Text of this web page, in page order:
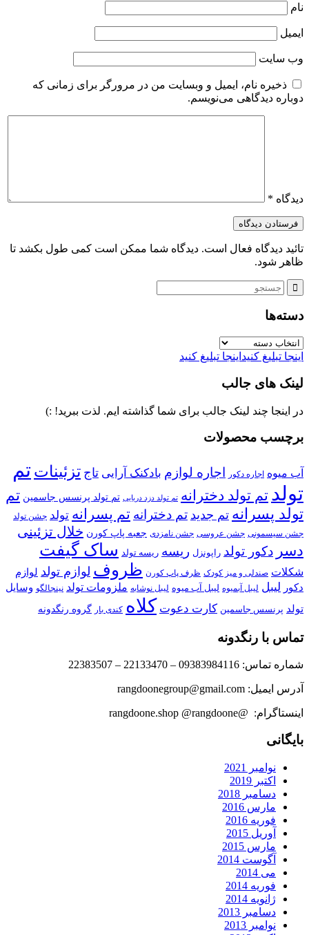
نام
ایمیل
وب‌ سایت
ذخیره نام، ایمیل و وبسایت من در مرورگر برای زمانی که
دوباره دیدگاهی می‌نویسم.
دیدگاه *
تائید دیدگاه فعال است. دیدگاه شما ممکن است کمی طول بکشد تا
ظاهر شود.
دسته‌ها
دسته‌ها
اینجا تبلیغ کنید اینجا تبلیغ کنید
لینک های جالب
در اینجا چند لینک جالب برای شما گذاشته ایم. لذت ببرید! :)
برچسب محصولات
آب میوه اجاره دکور اجاره لوازم بادکنک آرایی تاج تزئینات تم
تولد تم تولد دخترانه تم تولد دزد دریایی تم تولد پرنسس جاسمین تم
تولد پسرانه تم جدید تم دخترانه تم پسرانه تولد جشن تولد
جشن سیسمونی جشن عروسی جشن نامزدی جعبه پاپ کورن خلال تزئینی
دسر دکور تولد راپونزل ریسه ریسه تولد ساک گیفت
شکلات صندلی و میز کودک ظرف پاپ کورن ظروف لوازم تولد لوازم
دکور لیبل لیبل آبمیوه لیبل آب میوه لیبل نوشابه ملزومات تولد نینجالگو وسایل
تولد پرنسس جاسمین کارت دعوت کلاه کندی بار گروه رنگدونه
تماس با رنگدونه
شماره تماس: 09383984116 – 22133470 – 22383507
آدرس ایمیل: rangdoonegroup@gmail.com
اینستاگرام: @rangdoone.shop @rangdoone
بایگانی
نوامبر 2021
اکتبر 2019
دسامبر 2018
مارس 2016
فوریه 2016
آوریل 2015
مارس 2015
آگوست 2014
می 2014
فوریه 2014
ژانویه 2014
دسامبر 2013
نوامبر 2013